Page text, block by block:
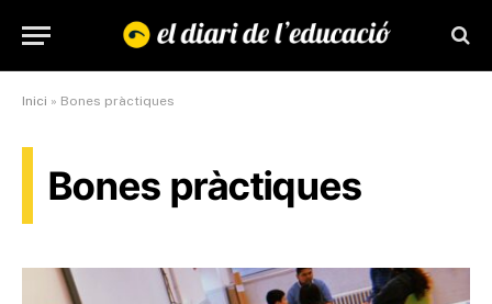
Inici » Bones pràctiques
Bones pràctiques